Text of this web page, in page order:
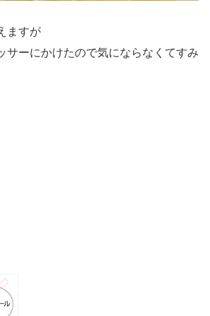
ますが
サーにかけたので気にならなくてすみ